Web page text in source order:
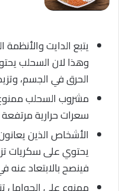
يتبع الدايت
وهذا لان السحلب
الحرق في الجسم،
مشروب السحلب
سعرات حرارية
الأشخاص الذين
يحتوي على سكريات
فينصح بالابتعاد